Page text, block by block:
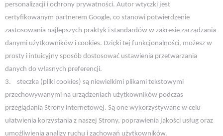
personalizacji i ochrony prywatności. Autor wtyczki jest
certyfikowanym partnerem Google, co stanowi potwierdzenie
zastosowania najlepszych praktyk i standardów w zakresie zarządzania
danymi użytkowników i cookies. Dzięki tej funkcjonalności, możesz w
prosty i intuicyjny sposób dostosować ustawienia przetwarzania
danych do własnych preferencji.
3.
steczka (pliki cookies) są niewielkimi plikami tekstowymi
przechowywanymi na urządzeniach użytkowników podczas
przeglądania Strony internetowej. Są one wykorzystywane w celu
ułatwienia korzystania z naszej Strony, poprawienia jakości usług oraz
umożliwienia analizy ruchu i zachowań użytkowników.